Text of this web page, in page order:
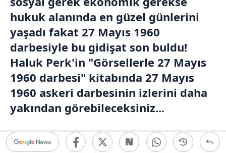
hukuk alanında en güzel günlerini
yaşadı fakat 27 Mayıs 1960
darbesiyle bu gidişat son buldu!
Haluk Perk'in "Görsellerle 27 Mayıs
1960 darbesi" kitabında 27 Mayıs
1960 askeri darbesinin izlerini daha
yakından görebileceksiniz...